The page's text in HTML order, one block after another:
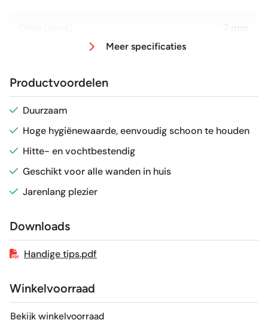
Glans / Mat Mat / parelmoer glans
Gerectificeerd Nee
Vorstbestendig
Meer specificaties
Productvoordelen
Duurzaam
Hoge hygiënewaarde, eenvoudig schoon te houden
Hitte- en vochtbestendig
Geschikt voor alle wanden in huis
Jarenlang plezier
Downloads
Handige tips.pdf
Winkelvoorraad
Bekijk winkelvoorraad